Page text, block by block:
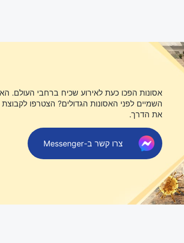
אסונות הפכו כעת לאירוע שכיח ברחבי העולם.
השמיים לפני האסונות הגדולים? הצטרפו לקבוצת
את הדרך.
צרו קשר ב-Messenger